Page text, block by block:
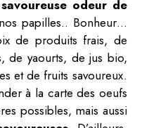
savoureuse odeur de
papilles.. Bonheur…
de produits frais, de
de yaourts, de jus bio,
et de fruits savoureux.
à la carte des oeufs
possibles, mais aussi